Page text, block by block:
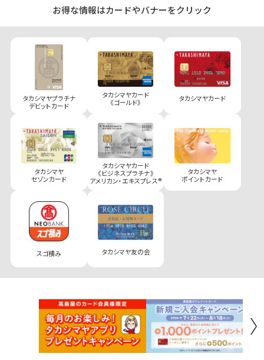
お得な情報はカードやバナーをクリック
タカシマヤプラチナ
デビットカード
タカシマヤカード
《ゴールド》
タカシマヤカード
タカシマヤ
セゾンカード
タカシマヤカード
《ビジネスプラチナ》
アメリカン・エキスプレス®
タカシマヤ
ポイントカード
スゴ積み タカシマヤ友の会